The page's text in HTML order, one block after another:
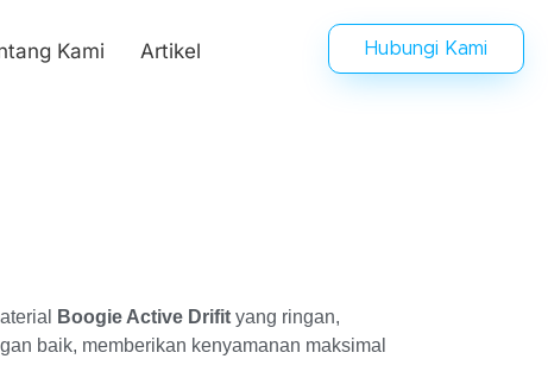
Kami Artikel Hubungi Kami
Boogie Active Drifit yang ringan,
baik, memberikan kenyamanan maksimal